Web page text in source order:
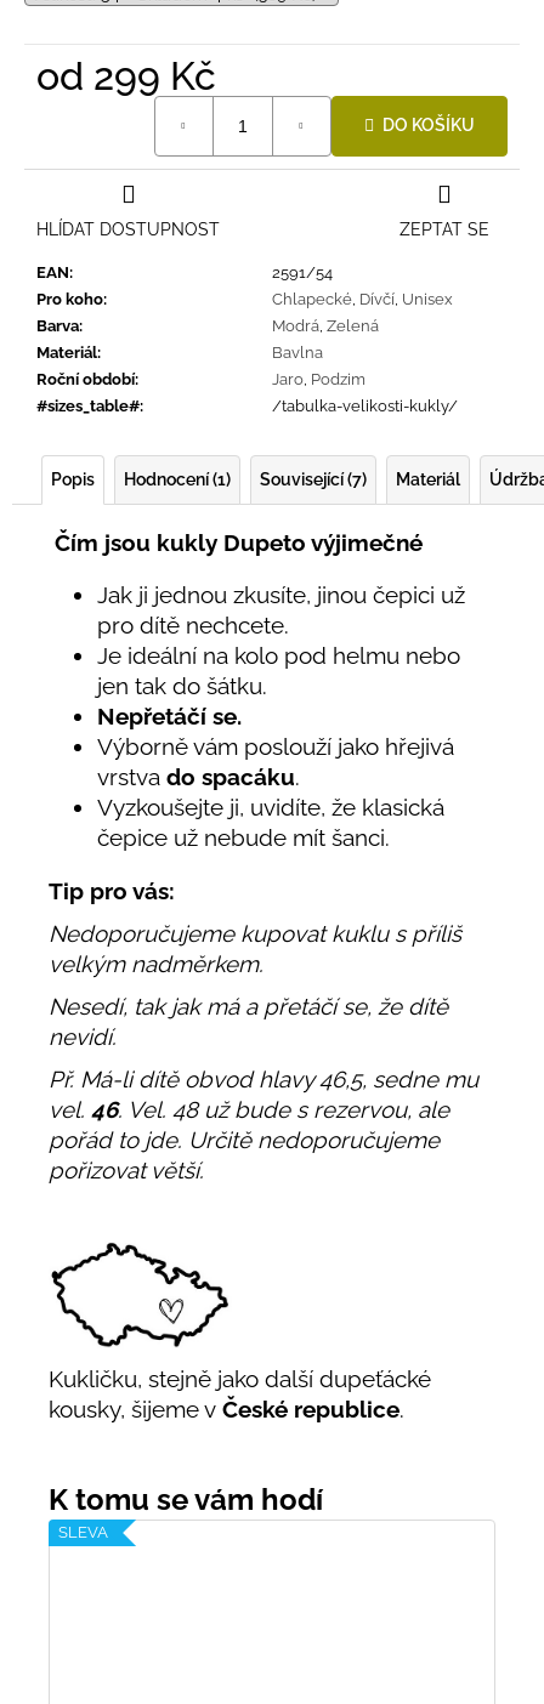
od 299 Kč
DO KOŠÍKU
EAN:
2591/54
Pro koho: Chlapecké Dívčí Unisex
Barva: Modrá Zelená
Materiál:
Bavlna
Roční období: Jaro Podzim
#sizes_table#: /tabulka-velikosti-kukly/
ZEPTAT SE
HLÍDAT DOSTUPNOST
Popis Hodnocení (1) Související (7) Materiál
Čím jsou kukly Dupeto výjimečné
Jak ji jednou zkusíte, jinou čepici už
pro dítě nechcete.
Je ideální na kolo pod helmu nebo
jen tak do šátku.
Nepřetáčí se.
Výborně vám poslouží jako hřejivá
vrstva do spacáku.
Vyzkoušejte ji, uvidíte, že klasická
čepice už nebude mít šanci.
Tip pro vás:
Nedoporučujeme kupovat kuklu s příliš
velkým nadměrkem.
Nesedí, tak jak má a přetáčí se, že dítě
nevidí.
Př. Má-li dítě obvod hlavy 46,5, sedne mu
vel. 46. Vel. 48 už bude s rezervou, ale
pořád to jde. Určitě nedoporučujeme
pořizovat větší.
Kukličku, stejně jako další dupeťácké
kousky, šijeme v České republice.
SLEVA